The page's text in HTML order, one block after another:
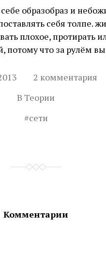
образобраз и
себя толпе.
плохое, протирать
потому что за рулём
2 комментария
В Теории
#сети
Комментарии